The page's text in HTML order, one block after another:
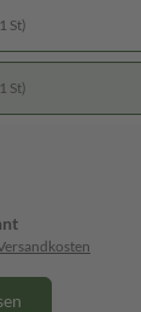
St)
St)